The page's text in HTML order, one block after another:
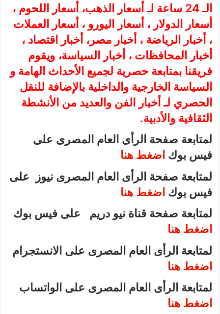
الـ 24 ساعة لـ أسعار الذهب، أسعار اللحوم ،
أسعار الدولار ، أسعار اليورو ، أسعار العملات
، أخبار الرياضة ، أخبار مصر، أخبار اقتصاد ،
أخبار المحافظات ، أخبار السياسة، ويقوم
فريقنا بمتابعة حصرية لجميع الأحداث الهامة و
السياسة الخارجية والداخلية بالإضافة للنقل
الحصري لـ أخبار الفن والعديد من الأنشطة
الثقافية والأدبية.
لمتابعة صفحة الرأى العام المصرى على
فيس بوك اضغط هنا
لمتابعة صفحة الرأى العام المصرى نيوز على
فيس بوك اضغط هنا
لمتابعة صفحة قناة نيو دريم على فيس بوك
اضغط هنا
لمتابعة الرأى العام المصرى على الانستجرام
اضغط هنا
لمتابعة الرأى العام المصرى على الواتساب
اضغط هنا